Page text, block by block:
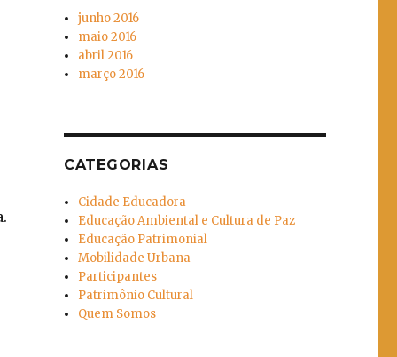
junho 2016
maio 2016
abril 2016
março 2016
CATEGORIAS
Cidade Educadora
Educação Ambiental e Cultura de Paz
Educação Patrimonial
Mobilidade Urbana
Participantes
Patrimônio Cultural
Quem Somos